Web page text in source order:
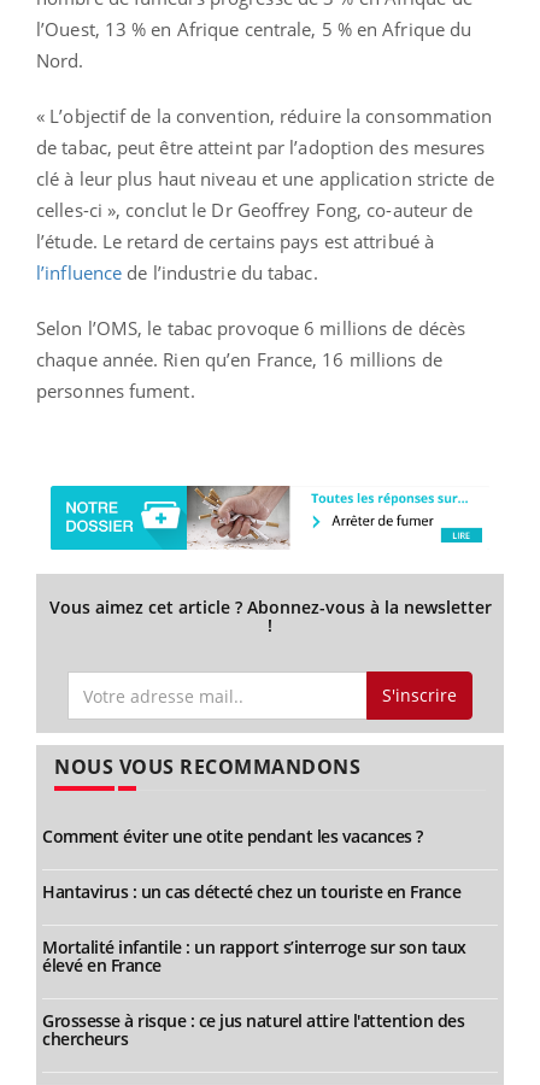
l’Ouest, 13 % en Afrique centrale, 5 % en Afrique du
Nord.
« L’objectif de la convention, réduire la consommation
de tabac, peut être atteint par l’adoption des mesures
clé à leur plus haut niveau et une application stricte de
celles-ci », conclut le Dr Geoffrey Fong, co-auteur de
l’étude. Le retard de certains pays est attribué à
l’influence de l’industrie du tabac.
Selon l’OMS, le tabac provoque 6 millions de décès
chaque année. Rien qu’en France, 16 millions de
personnes fument.
Vous aimez cet article ? Abonnez-vous à la newsletter
!
S'inscrire
NOUS VOUS RECOMMANDONS
Comment éviter une otite pendant les vacances ?
Hantavirus : un cas détecté chez un touriste en France
Mortalité infantile : un rapport s’interroge sur son taux
élevé en France
Grossesse à risque : ce jus naturel attire l'attention des
chercheurs